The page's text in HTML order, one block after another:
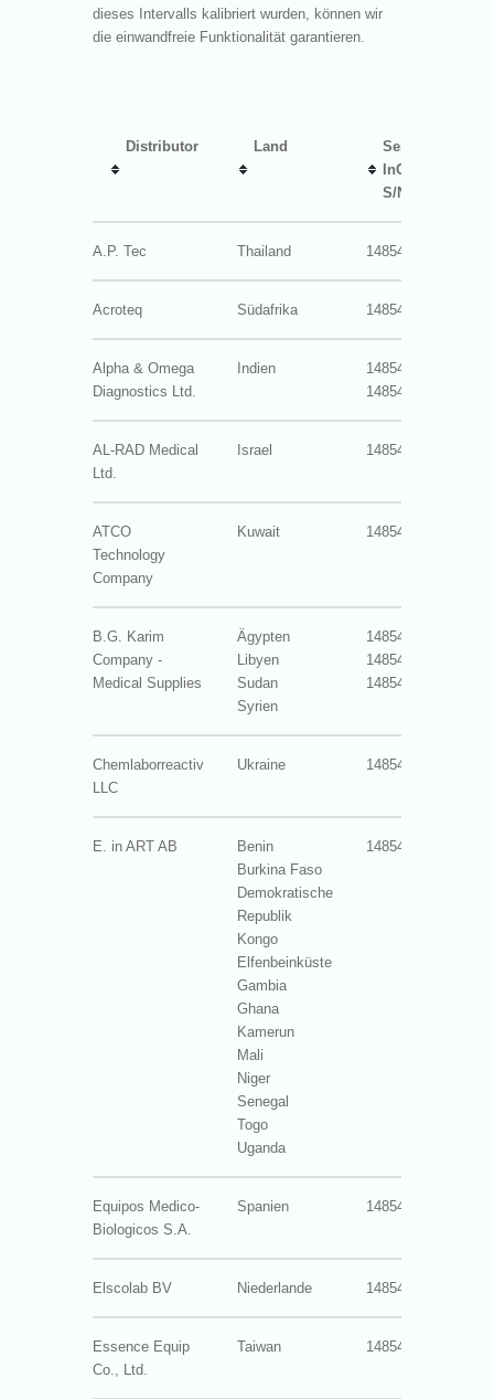
dieses Intervalls kalibriert wurden, können wir
die einwandfreie Funktionalität garantieren.
Distributor Land
Service
InControl
S/N
A.P. Tec Thailand 14854-3038
Acroteq Südafrika 14854-3020
Alpha & Omega
Diagnostics Ltd.
Indien
14854-3017
14854-3023
AL-RAD Medical
Ltd.
Israel 14854-3012
ATCO
Technology
Company
Kuwait 14854-3001
B.G. Karim
Company -
Medical Supplies
Ägypten
Libyen
Sudan
Syrien
14854-3013
14854-3015
14854-3018
Chemlaborreactiv
LLC
Ukraine 14854-3034
E. in ART AB
Benin
Burkina Faso
Demokratische
Republik
Kongo
Elfenbeinküste
Gambia
Ghana
Kamerun
Mali
Niger
Senegal
Togo
Uganda
14854-3026
Equipos Medico-
Biologicos S.A.
Spanien 14854-3004
Elscolab BV Niederlande 14854-3003
Essence Equip
Co., Ltd.
Taiwan 14854-3021